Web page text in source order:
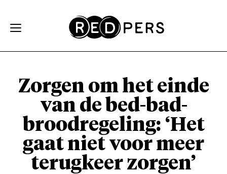
Zorgen om het einde
van de bed-bad-
broodregeling: ‘Het
gaat niet voor meer
terugkeer zorgen’